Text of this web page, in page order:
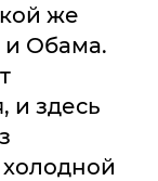
же
и Обама.
и здесь